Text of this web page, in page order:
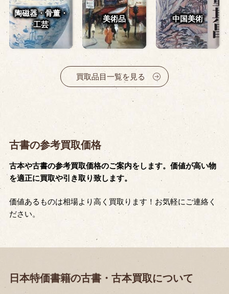
陶磁器・骨董・
工芸
美術品 中国美術
買取品目一覧を見る
古書の参考買取価格
古本や古書の参考買取価格のご案内をします。価値が高い物
を適正に買取や引き取り致します。
価値あるものは相場より高く買取ります！お気軽にご連絡く
ださい。
日本特価書籍の古書・古本買取について